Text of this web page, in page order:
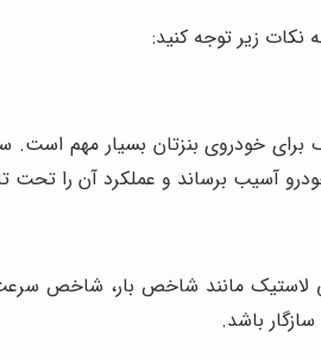
نکات زیر توجه کنید:
خودروی بنزتان بسیار مهم است.
آسیب برساند و عملکرد آن را تحت
مانند شاخص بار، شاخص
باشد.